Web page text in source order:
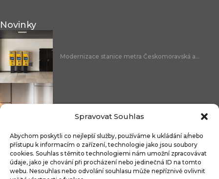
Spravovat Souhlas
Abychom poskytli co nejlepší služby, používáme k ukládání a/nebo
přístupu k informacím o zařízení, technologie jako jsou soubory
cookies. Souhlas s těmito technologiemi nám umožní zpracovávat
údaje, jako je chování při procházení nebo jedinečná ID na tomto
webu. Nesouhlas nebo odvolání souhlasu může nepříznivě ovlivnit
Novinky
Modernizace stanice metra Českomoravská a...
Čistitelné látky s technologií FibreGuard®:...